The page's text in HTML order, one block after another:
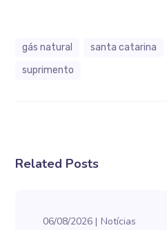
gás natural
santa catarina
suprimento
Related Posts
06/08/2026 Notícias